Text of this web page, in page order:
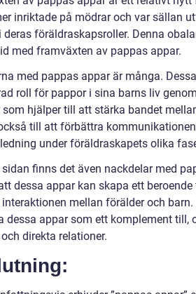
inriktade på mödrar och var sällan
deras föräldraskapsroller. Denna
med framväxten av pappas appar.
med pappas appar är många.
roll för pappor i sina barns liv
som hjälper till att stärka bandet
till att förbättra
under föräldraskapets olika
finns det även nackdelar med
dessa appar kan skapa ett
mellan förälder och
dessa appar som ett komplement till,
direkta relationer.